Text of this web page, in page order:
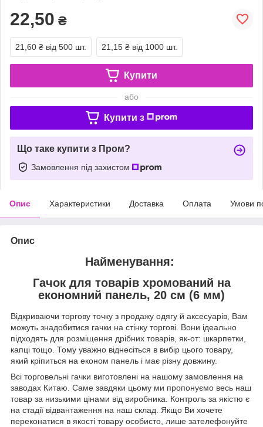
22,50 ₴
21,60 ₴ від 500 шт. 21,15 ₴ від 1000 шт.
Купити
або
Купити з
Що таке купити з Пром?
Замовлення під захистом
Опис Характеристики Доставка Оплата Умови
Опис
Найменування:
Гачок для товарів хромований на
економний панель, 20 см (6 мм)
Відкриваючи торгову точку з продажу одягу й аксесуарів, Вам
можуть знадобитися гачки на стінку торгові. Вони ідеально
підходять для розміщення дрібних товарів, як-от: шкарпетки,
капці тощо. Тому уважно віднесіться в вибір цього товару,
який кріпиться на економ панель і має різну довжину.
Всі торговельні гачки виготовлені на нашому замовлення на
заводах Китаю. Саме завдяки цьому ми пропонуємо весь наш
товар за низькими цінами від виробника. Контроль за якістю є
на стадії відвантаження на наш склад. Якщо Ви хочете
переконатися в якості товару особисто, лише зателефонуйте